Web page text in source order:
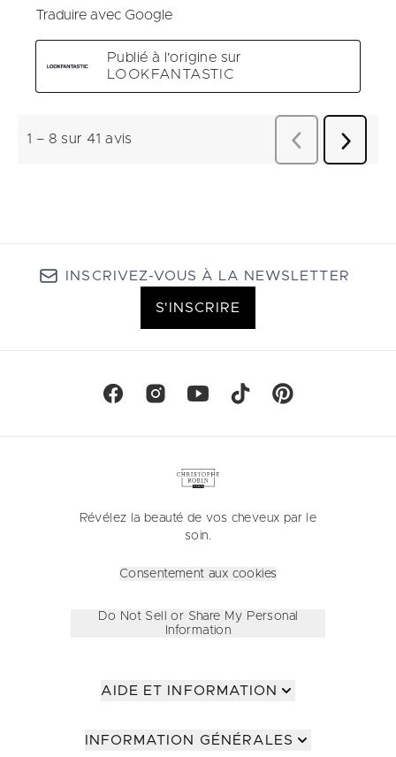
INSCRIVEZ-VOUS À LA NEWSLETTER
S'INSCRIRE
Révélez la beauté de vos cheveux par le
soin.
Consentement aux cookies
Do Not Sell or Share My Personal
Information
AIDE ET INFORMATION
INFORMATION GÉNÉRALES